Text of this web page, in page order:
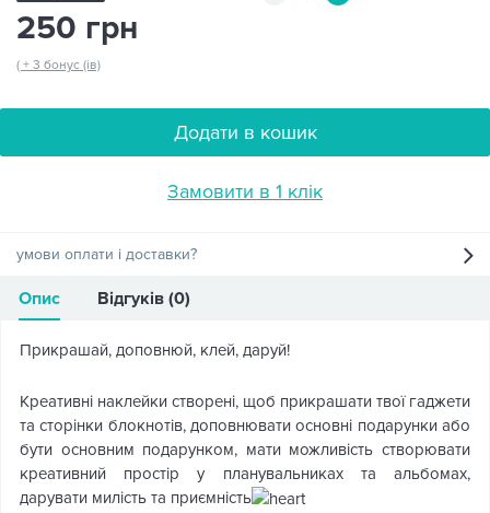
250 грн
( + 3 бонус (ів)
Додати в кошик
Замовити в 1 клік
умови оплати і доставки?
Опис Відгуків (0)
Прикрашай, доповнюй, клей, даруй!
Креативні наклейки створені, щоб прикрашати твої гаджети
та сторінки блокнотів, доповнювати основні подарунки або
бути основним подарунком, мати можливість створювати
креативний простір у планувальниках та альбомах,
дарувати милість та приємність